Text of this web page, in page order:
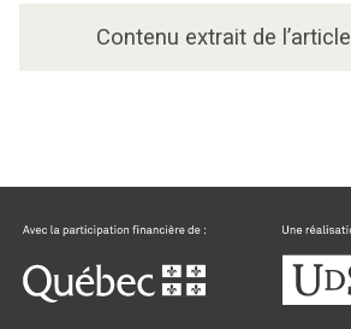
Contenu extrait de l’article